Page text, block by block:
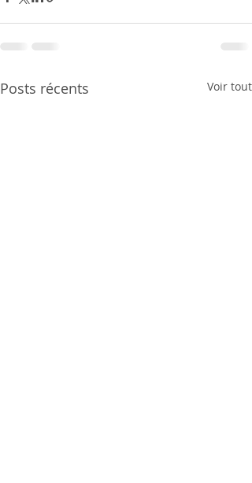
Posts récents Voir tout